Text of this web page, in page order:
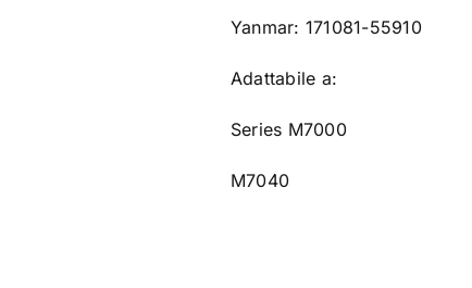
Yanmar: 171081-55910
Adattabile a:
Series M7000
M7040